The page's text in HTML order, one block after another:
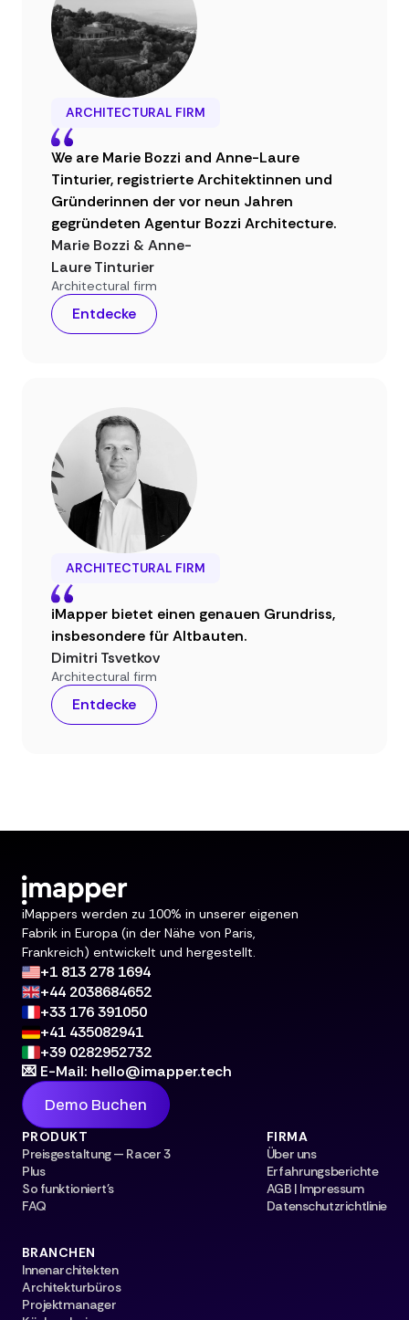
ARCHITECTURAL FIRM
We are Marie Bozzi and Anne-Laure
Tinturier, registrierte Architektinnen und
Gründerinnen der vor neun Jahren
gegründeten Agentur Bozzi Architecture.
Marie Bozzi & Anne-
Laure Tinturier
Architectural firm
Entdecke
ARCHITECTURAL FIRM
iMapper bietet einen genauen Grundriss,
insbesondere für Altbauten.
Dimitri Tsvetkov
Architectural firm
Entdecke
iMappers werden zu 100% in unserer eigenen
Fabrik in Europa (in der Nähe von Paris,
Frankreich) entwickelt und hergestellt.
+1 813 278 1694
+44 2038684652
+33 176 391050
+41 435082941
+39 0282952732
💌 E-Mail: hello@imapper.tech
Demo Buchen
PRODUKT
Preisgestaltung — Racer 3
Plus
So funktioniert's
FAQ
FIRMA
Über uns
Erfahrungsberichte
AGB | Impressum
Datenschutzrichtlinie
BRANCHEN
Innenarchitekten
Architekturbüros
Projektmanager